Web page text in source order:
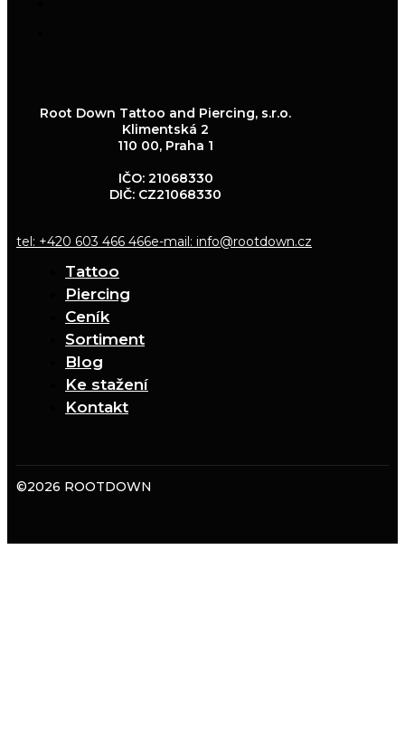
Root Down Tattoo and Piercing, s.r.o.
Klimentská 2
110 00, Praha 1
IČO: 21068330
DIČ: CZ21068330
tel: +420 603 466 466e-mail: info@rootdown.cz
Tattoo
Piercing
Ceník
Sortiment
Blog
Ke stažení
Kontakt
©2026 ROOTDOWN